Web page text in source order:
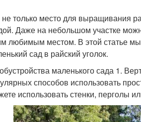
только место для выращивания
Даже на небольшом участке
любимым местом. В этой статье
сад в райский уголок.
маленького сада 1.
способов использовать
использовать стенки, перголы